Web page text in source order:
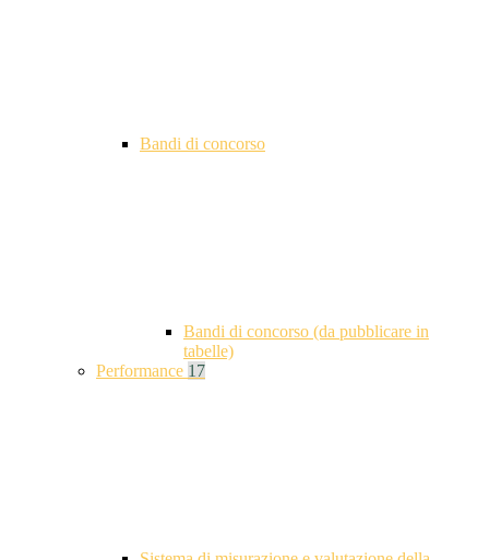
Bandi di concorso
Bandi di concorso (da pubblicare in
tabelle)
Performance 17